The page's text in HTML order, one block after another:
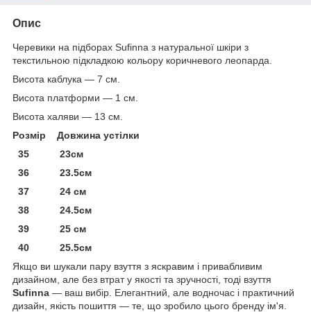
Опис
Черевики на підборах Sufinna з натуральної шкіри з
текстильною підкладкою кольору коричневого леопарда.
Висота каблука — 7 см.
Висота платформи — 1 см.
Висота халяви — 13 см.
Розмір Довжина устілки
35 23см
36 23.5см
37 24 см
38 24.5см
39 25 см
40 25.5см
Якщо ви шукали пару взуття з яскравим і привабливим
дизайном, але без втрат у якості та зручності, тоді взуття
Sufinna — ваш вибір. Елегантний, але водночас і практичний
дизайн, якість пошиття — те, що зробило цього бренду ім'я.